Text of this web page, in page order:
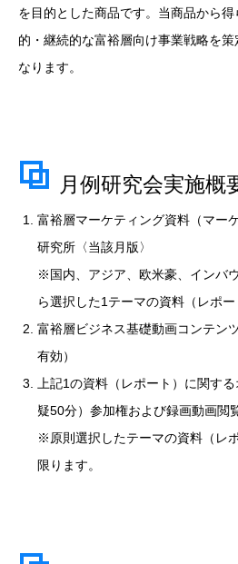
を目的とした商品です。当商品から
的・継続的な富裕層向け事業戦略を
なります。
月例研究会実施概
富裕層マーケティング資料（マー
研究所〈当該月版〉
※国内、アジア、欧米豪、インバ
ら選択した1テーマの資料（レポー
富裕層ビジネス基礎動画コンテン
有効）
上記1の資料（レポート）に関す
疑50分）参加権および録画動画閲
※原則選択したテーマの資料（レ
限ります。